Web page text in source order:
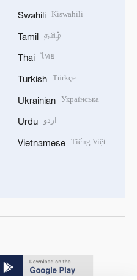
Swahili Kiswahili
Tamil தமிழ்
Thai ไทย
Turkish Türkçe
Ukrainian Українська
Urdu اردو
Vietnamese Tiếng Việt